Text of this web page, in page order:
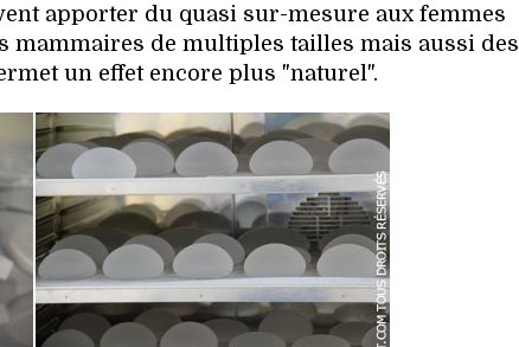
apporter du quasi sur-mesure aux femmes
mammaires de multiples tailles mais aussi des
un effet encore plus "naturel".